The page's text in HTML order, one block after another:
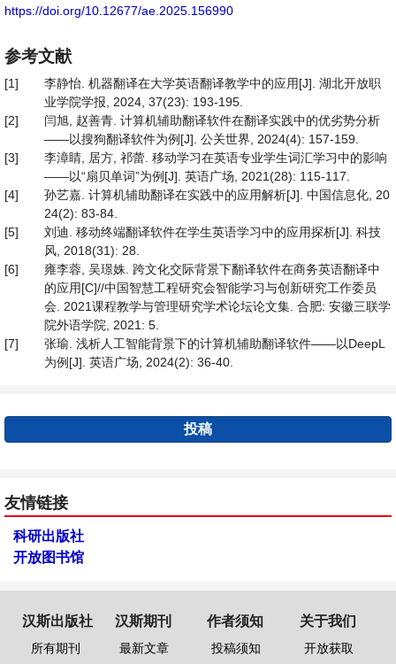
https://doi.org/10.12677/ae.2025.156990
参考文献
[1]
李静怡. 机器翻译在大学英语翻译教学中的应用[J]. 湖北开放职
业学院学报, 2024, 37(23): 193-195.
[2]
闫旭, 赵善青. 计算机辅助翻译软件在翻译实践中的优劣势分析
——以搜狗翻译软件为例[J]. 公关世界, 2024(4): 157-159.
[3]
李漳睛, 居方, 祁蕾. 移动学习在英语专业学生词汇学习中的影响
——以“扇贝单词”为例[J]. 英语广场, 2021(28): 115-117.
[4]
孙艺嘉. 计算机辅助翻译在实践中的应用解析[J]. 中国信息化, 20
24(2): 83-84.
[5]
刘迪. 移动终端翻译软件在学生英语学习中的应用探析[J]. 科技
风, 2018(31): 28.
[6]
雍李蓉, 吴璟姝. 跨文化交际背景下翻译软件在商务英语翻译中
的应用[C]//中国智慧工程研究会智能学习与创新研究工作委员
会. 2021课程教学与管理研究学术论坛论文集. 合肥: 安徽三联学
院外语学院, 2021: 5.
[7]
张瑜. 浅析人工智能背景下的计算机辅助翻译软件——以DeepL
为例[J]. 英语广场, 2024(2): 36-40.
投稿
友情链接
科研出版社
开放图书馆
汉斯出版社
所有期刊
汉斯期刊
最新文章
作者须知
投稿须知
关于我们
开放获取